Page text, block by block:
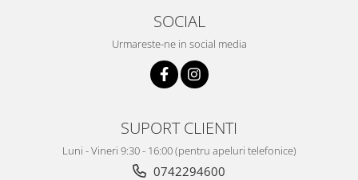
SOCIAL
Urmareste-ne in social media
SUPORT CLIENTI
Luni - Vineri 9:30 - 16:00 (pentru apeluri telefonice)
0742294600